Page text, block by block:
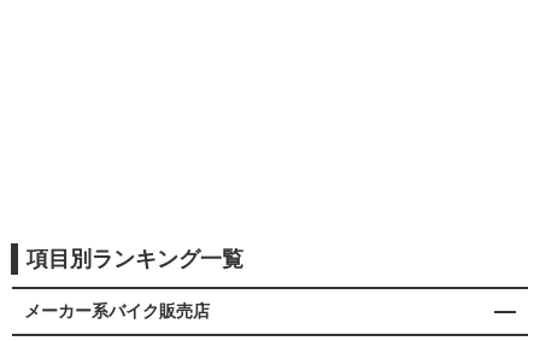
項目別ランキング一覧
メーカー系バイク販売店